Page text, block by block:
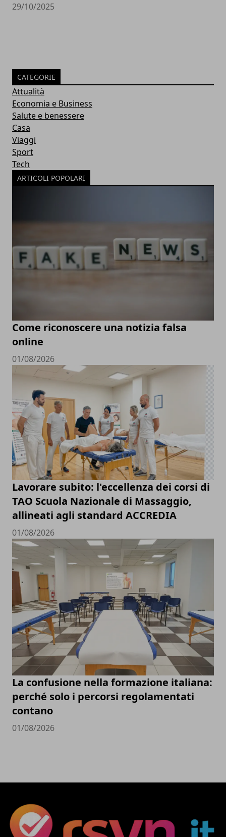
29/10/2025
CATEGORIE
Attualità
Economia e Business
Salute e benessere
Casa
Viaggi
Sport
Tech
ARTICOLI POPOLARI
Come riconoscere una notizia falsa
online
01/08/2026
Lavorare subito: l'eccellenza dei corsi di
TAO Scuola Nazionale di Massaggio,
allineati agli standard ACCREDIA
01/08/2026
La confusione nella formazione italiana:
perché solo i percorsi regolamentati
contano
01/08/2026